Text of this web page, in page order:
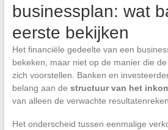
businessplan: wat
eerste bekijken
Het financiële gedeelte van een
bekeken, maar niet op de manier die
zich voorstellen. Banken en
belang aan de structuur van het
van alleen de verwachte
Het onderscheid tussen eenmalige